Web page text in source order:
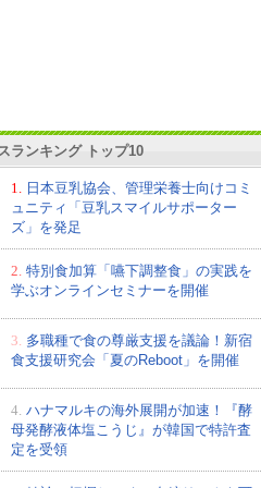
ランキング トップ10
1.
日本豆乳協会、管理栄養士向けコミ
ュニティ「豆乳スマイルサポーター
ズ」を発足
2. 特別食加算「嚥下調整食」の実践を
学ぶオンラインセミナーを開催
3. 多職種で食の尊厳支援を議論！新宿
食支援研究会「夏のReboot」を開催
4. ハナマルキの海外展開が加速！『酵
母発酵液体塩こうじ』が韓国で特許査
定を受領